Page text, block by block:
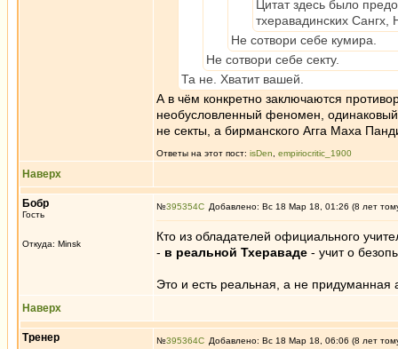
Цитат здесь было
тхеравадинских Сангх,
Не сотвори себе кумира.
Не сотвори себе секту.
Та не. Хватит вашей.
А в чём конкретно заключаются
необусловленный феномен,
не секты, а бирманского Агга Маха
Ответы на этот пост: isDen empiriocritic_1900
Наверх
Бобр
Гость
Откуда: Minsk
№395354 Добавлено: Вс 18 Мар 18, 01:26 (8 лет
Кто из обладателей официального
- в реальной Тхераваде - учит о
Это и есть реальная, а не придуманная
Наверх
Тренер №395364 Добавлено: Вс 18 Мар 18, 06:06 (8 лет